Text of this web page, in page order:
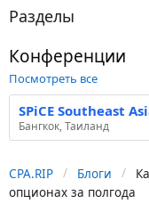
Разделы
Конференции
Посмотреть все
SPiCE Southeast
Бангкок, Таиланд
CPA.RIP Блоги
опционах за полгода